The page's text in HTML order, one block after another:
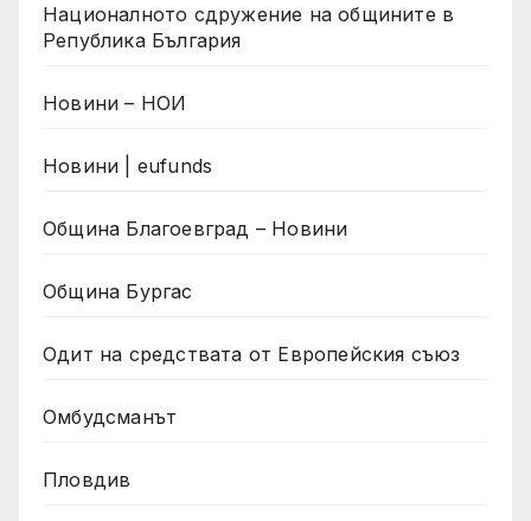
Националното сдружение на общините в
Република България
Новини – НОИ
Новини | eufunds
Община Благоевград – Новини
Община Бургас
Одит на средствата от Европейския съюз
Омбудсманът
Пловдив